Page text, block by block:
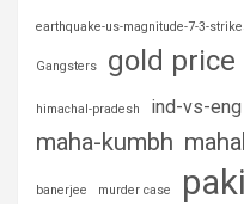
earthquake-us-magnitude-7-3-
Gangsters gold price
himachal-pradesh ind-vs-eng
maha-kumbh
banerjee murder case